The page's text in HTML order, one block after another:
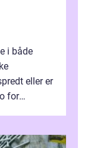
i både
eller er
for